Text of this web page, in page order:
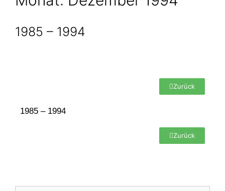
1985 – 1994
Zurück
1985 – 1994
Zurück